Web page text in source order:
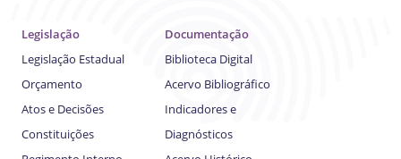
Legislação
Legislação Estadual
Orçamento
Atos e Decisões
Constituições
Documentação
Biblioteca Digital
Acervo Bibliográfico
Indicadores e
Diagnósticos